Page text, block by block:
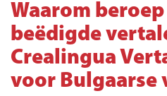
Waarom
beëdigde
Crealingua
voor Bulgaarse